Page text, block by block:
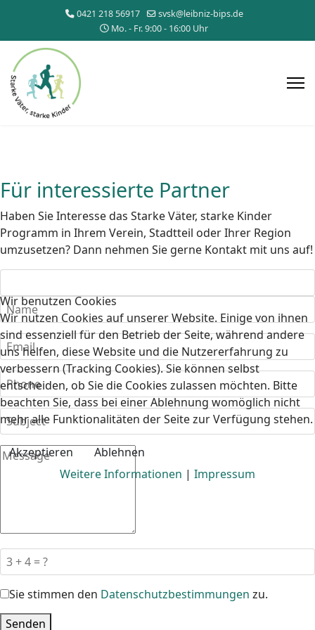
0421 218 56917
svsk@leibniz-bips.de
Mo. - Fr. 9:00 - 16:00 Uhr
Für interessierte Partner
Haben Sie Interesse das Starke Väter, starke Kinder
Programm in Ihrem Verein, Stadtteil oder Ihrer Region
umzusetzen? Dann nehmen Sie gerne Kontakt mit uns auf!
Sie stimmen den Datenschutzbestimmungen zu.
Senden
Wir benutzen Cookies
Wir nutzen Cookies auf unserer Website. Einige von ihnen
sind essenziell für den Betrieb der Seite, während andere
uns helfen, diese Website und die Nutzererfahrung zu
verbessern (Tracking Cookies). Sie können selbst
entscheiden, ob Sie die Cookies zulassen möchten. Bitte
beachten Sie, dass bei einer Ablehnung womöglich nicht
mehr alle Funktionalitäten der Seite zur Verfügung stehen.
Akzeptieren
Ablehnen
Weitere Informationen | Impressum